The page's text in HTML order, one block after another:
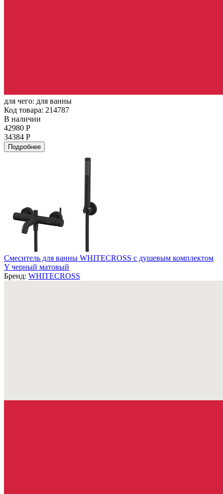
для чего: для ванны
Код товара: 214787
В наличии
42980 Р
34384 Р
Подробнее
Смеситель для ванны WHITECROSS с душевым комплектом
Y черный матовый
Бренд: WHITECROSS